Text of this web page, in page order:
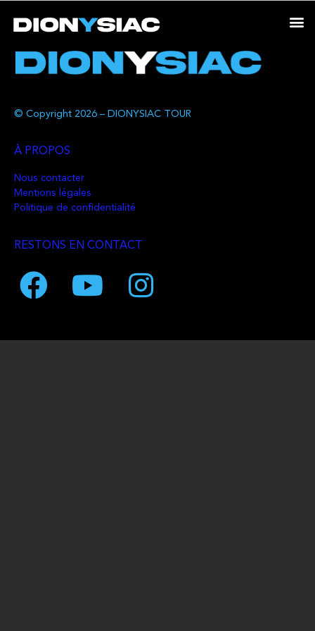
© Copyright 2026 – DIONYSIAC TOUR
À PROPOS
Nous contacter
Mentions légales
Politique de confidentialité
RESTONS EN CONTACT